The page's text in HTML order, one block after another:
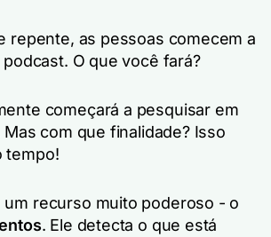
repente, as pessoas comecem a
O que você fará?
começará a pesquisar em
com que finalidade? Isso
tempo!
um recurso muito poderoso - o
. Ele detecta o que está